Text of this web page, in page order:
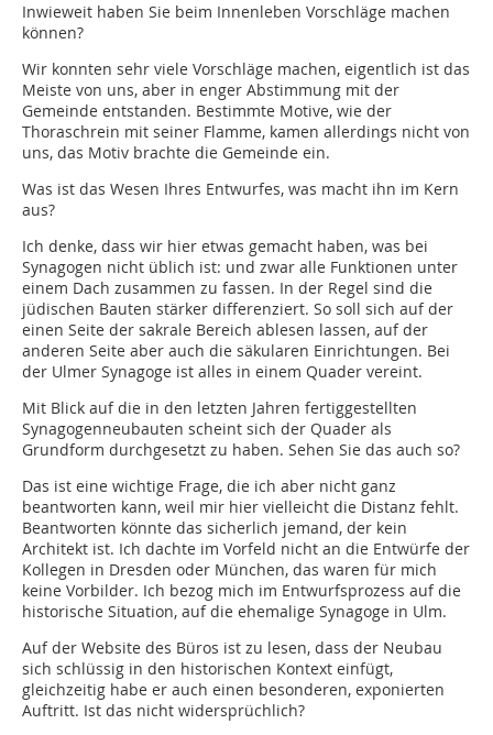
Inwieweit haben Sie beim Innenleben Vorschläge machen
können?
Wir konnten sehr viele Vorschläge machen, eigentlich ist das
Meiste von uns, aber in enger Abstimmung mit der
Gemeinde entstanden. Bestimmte Motive, wie der
Thoraschrein mit seiner Flamme, kamen allerdings nicht von
uns, das Motiv brachte die Gemeinde ein.
Was ist das Wesen Ihres Entwurfes, was macht ihn im Kern
aus?
Ich denke, dass wir hier etwas gemacht haben, was bei
Synagogen nicht üblich ist: und zwar alle Funktionen unter
einem Dach zusammen zu fassen. In der Regel sind die
jüdischen Bauten stärker differenziert. So soll sich auf der
einen Seite der sakrale Bereich ablesen lassen, auf der
anderen Seite aber auch die säkularen Einrichtungen. Bei
der Ulmer Synagoge ist alles in einem Quader vereint.
Mit Blick auf die in den letzten Jahren fertiggestellten
Synagogenneubauten scheint sich der Quader als
Grundform durchgesetzt zu haben. Sehen Sie das auch so?
Das ist eine wichtige Frage, die ich aber nicht ganz
beantworten kann, weil mir hier vielleicht die Distanz fehlt.
Beantworten könnte das sicherlich jemand, der kein
Architekt ist. Ich dachte im Vorfeld nicht an die Entwürfe der
Kollegen in Dresden oder München, das waren für mich
keine Vorbilder. Ich bezog mich im Entwurfsprozess auf die
historische Situation, auf die ehemalige Synagoge in Ulm.
Auf der Website des Büros ist zu lesen, dass der Neubau
sich schlüssig in den historischen Kontext einfügt,
gleichzeitig habe er auch einen besonderen, exponierten
Auftritt. Ist das nicht widersprüchlich?